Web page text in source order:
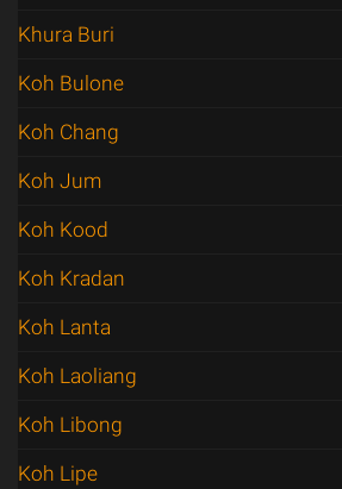
Khura Buri
Koh Bulone
Koh Chang
Koh Jum
Koh Kood
Koh Kradan
Koh Lanta
Koh Laoliang
Koh Libong
Koh Lipe